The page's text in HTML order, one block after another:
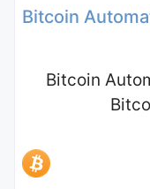
Bitcoin
Bitcoin